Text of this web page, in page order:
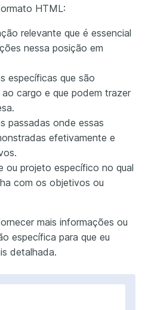
HTML:
relevante que é essencial
nessa posição em
específicas que são
cargo e que podem trazer
passadas onde essas
efetivamente e
ou projeto específico no qual
com os objetivos ou
mais informações ou
específica para que eu
detalhada.